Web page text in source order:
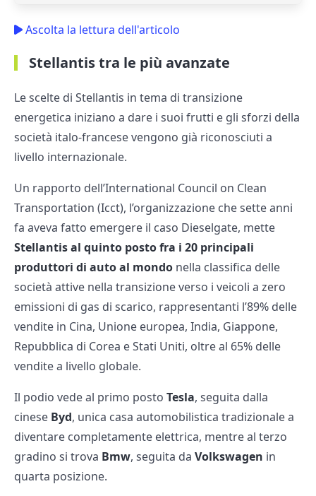
Ascolta la lettura dell'articolo
Stellantis tra le più avanzate
Le scelte di Stellantis in tema di transizione
energetica iniziano a dare i suoi frutti e gli sforzi della
società italo-francese vengono già riconosciuti a
livello internazionale.
Un rapporto dell’International Council on Clean
Transportation (Icct), l’organizzazione che sette anni
fa aveva fatto emergere il caso Dieselgate, mette
Stellantis al quinto posto fra i 20 principali
produttori di auto al mondo nella classifica delle
società attive nella transizione verso i veicoli a zero
emissioni di gas di scarico, rappresentanti l’89% delle
vendite in Cina, Unione europea, India, Giappone,
Repubblica di Corea e Stati Uniti, oltre al 65% delle
vendite a livello globale.
Il podio vede al primo posto Tesla, seguita dalla
cinese Byd, unica casa automobilistica tradizionale a
diventare completamente elettrica, mentre al terzo
gradino si trova Bmw, seguita da Volkswagen in
quarta posizione.